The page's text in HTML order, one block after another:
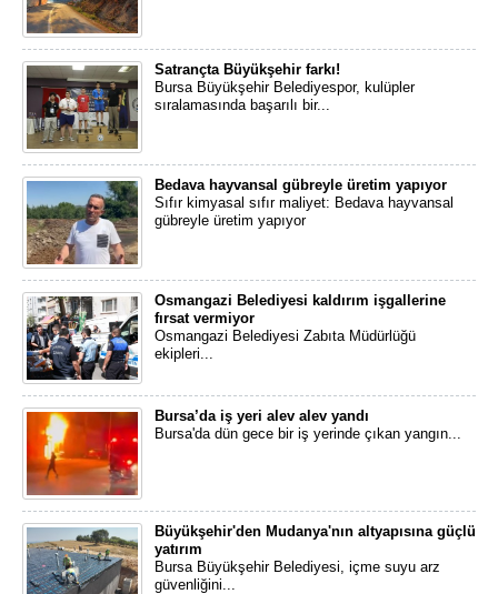
Satrançta Büyükşehir farkı!
Bursa Büyükşehir Belediyespor, kulüpler
sıralamasında başarılı bir...
Bedava hayvansal gübreyle üretim yapıyor
Sıfır kimyasal sıfır maliyet: Bedava hayvansal
gübreyle üretim yapıyor
Osmangazi Belediyesi kaldırım işgallerine
fırsat vermiyor
Osmangazi Belediyesi Zabıta Müdürlüğü
ekipleri...
Bursa’da iş yeri alev alev yandı
Bursa'da dün gece bir iş yerinde çıkan yangın...
Büyükşehir'den Mudanya'nın altyapısına güçlü
yatırım
Bursa Büyükşehir Belediyesi, içme suyu arz
güvenliğini...